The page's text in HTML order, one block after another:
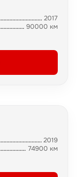
2017
90000 км
2019
74900 км